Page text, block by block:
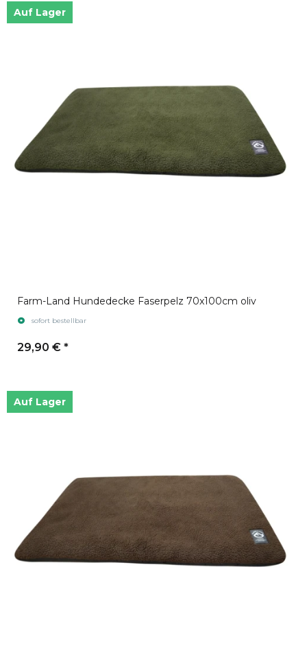
Auf Lager
Farm-Land Hundedecke Faserpelz 70x100cm oliv
sofort bestellbar
29,90 € *
Auf Lager